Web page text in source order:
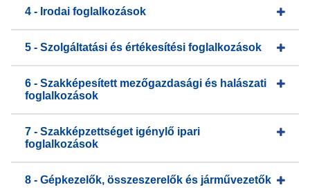
4 - Irodai foglalkozások
5 - Szolgáltatási és értékesítési foglalkozások
6 - Szakképesített mezőgazdasági és halászati
foglalkozások
7 - Szakképzettséget igénylő ipari
foglalkozások
8 - Gépkezelők, összeszerelők és járművezetők